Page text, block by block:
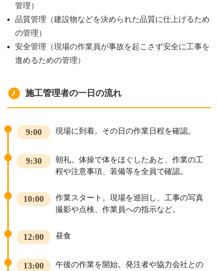
管理）
品質管理（建設物などを決められた品質に仕上げるため
の管理）
安全管理（現場の作業員が事故を起こさず安全に工事を
進めるための管理）
施工管理者の一日の流れ
9:00 現場に到着。その日の作業日程を確認。
9:30
朝礼。体操で体をほぐしたあと、作業の工
程や注意事項、装備等を全員で確認。
10:00
作業スタート。現場を巡回し、工事の写真
撮影や点検、作業員への指示など。
12:00 昼食
13:00
午後の作業を開始。発注者や協力会社との